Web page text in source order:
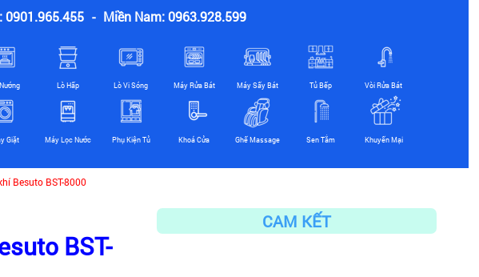
0901.965.455 - Miền Nam: 0963.928.599
Lò Hấp Lò Vi Sóng Máy Rửa Bát Máy Sấy Bát Tủ Bếp Vòi Rửa Bát
Giặt Máy Lọc Nước Phụ Kiện Tủ Khoá Cửa Ghế Massage Sen Tắm Khuyến Mại
Besuto BST-8000
BST-
CAM KẾT